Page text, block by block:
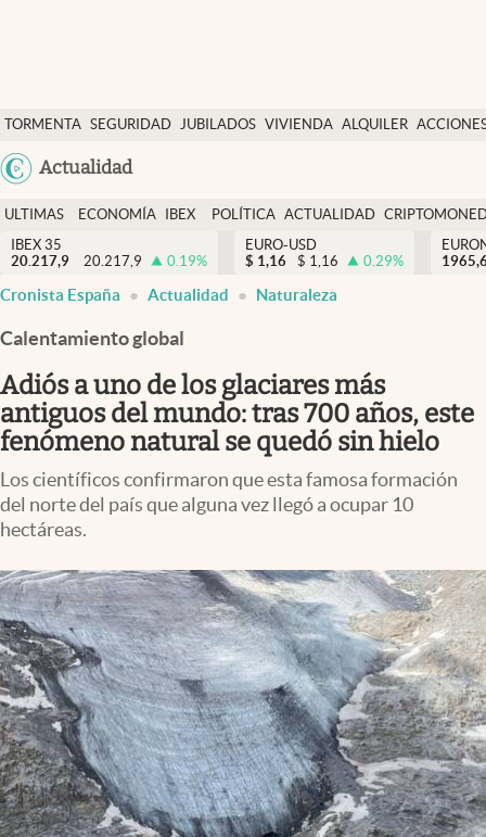
TORMENTA SEGURIDAD JUBILADOS VIVIENDA ALQUILER
USA
Actualidad
Economía y finanzas
Política
Actualidad
Criptomonedas
España
ULTIMAS
NOTICIAS
ECONOMÍA
FINANZAS
IBEX
EURO
POLÍTICA ACTUALIDAD
IBEX 35
20.217,9
20.217,9 0.19%
EURO-USD
$ 1,16 $ 1,16 0.29%
Cronista España Actualidad Naturaleza
Calentamiento global
Adiós a uno de los glaciares más
antiguos del mundo: tras 700 años, este
fenómeno natural se quedó sin hielo
Los científicos confirmaron que esta famosa formación
del norte del país que alguna vez llegó a ocupar 10
hectáreas.